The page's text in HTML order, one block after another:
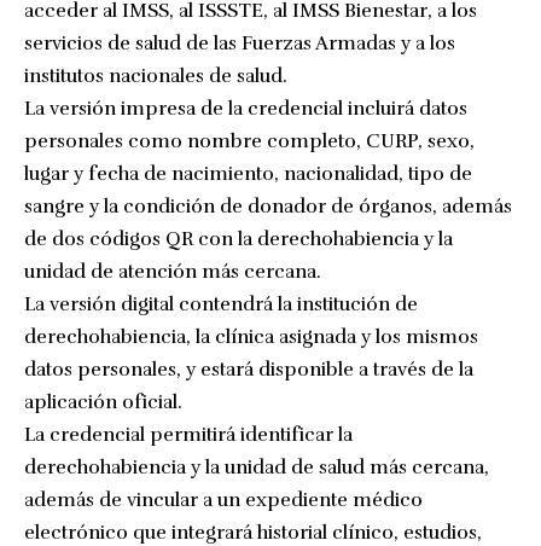
acceder al IMSS, al ISSSTE, al IMSS Bienestar, a los
servicios de salud de las Fuerzas Armadas y a los
institutos nacionales de salud.
La versión impresa de la credencial incluirá datos
personales como nombre completo, CURP, sexo,
lugar y fecha de nacimiento, nacionalidad, tipo de
sangre y la condición de donador de órganos, además
de dos códigos QR con la derechohabiencia y la
unidad de atención más cercana.
La versión digital contendrá la institución de
derechohabiencia, la clínica asignada y los mismos
datos personales, y estará disponible a través de la
aplicación oficial.
La credencial permitirá identificar la
derechohabiencia y la unidad de salud más cercana,
además de vincular a un expediente médico
electrónico que integrará historial clínico, estudios,